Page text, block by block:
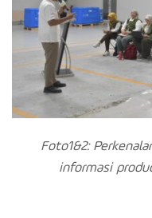
Foto1&2:
informasi